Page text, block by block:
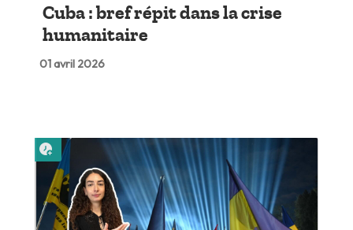
Cuba : bref répit dans la crise
humanitaire
01 avril 2026
Lire plus tard